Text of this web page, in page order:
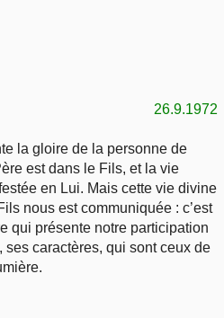
26.9.1972
la gloire de la personne de
est dans le Fils, et la vie
en Lui. Mais cette vie divine
nous est communiquée : c’est
qui présente notre participation
caractères, qui sont ceux de